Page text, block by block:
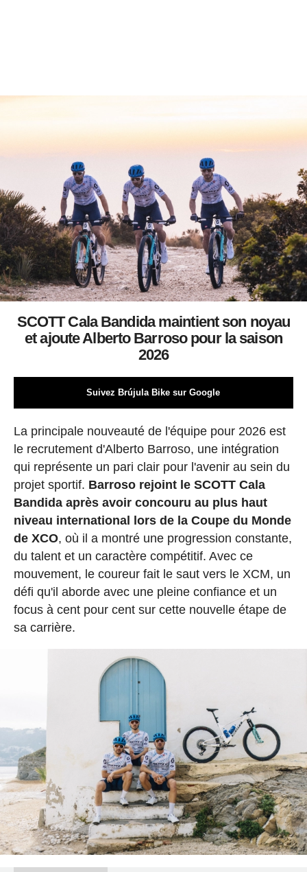
SCOTT Cala Bandida maintient son noyau
et ajoute Alberto Barroso pour la saison
2026
Suivez Brújula Bike sur Google
La principale nouveauté de l'équipe pour 2026 est
le recrutement d'Alberto Barroso, une intégration
qui représente un pari clair pour l'avenir au sein du
projet sportif. Barroso rejoint le SCOTT Cala
Bandida après avoir concouru au plus haut
niveau international lors de la Coupe du Monde
de XCO, où il a montré une progression constante,
du talent et un caractère compétitif. Avec ce
mouvement, le coureur fait le saut vers le XCM, un
défi qu'il aborde avec une pleine confiance et un
focus à cent pour cent sur cette nouvelle étape de
sa carrière.